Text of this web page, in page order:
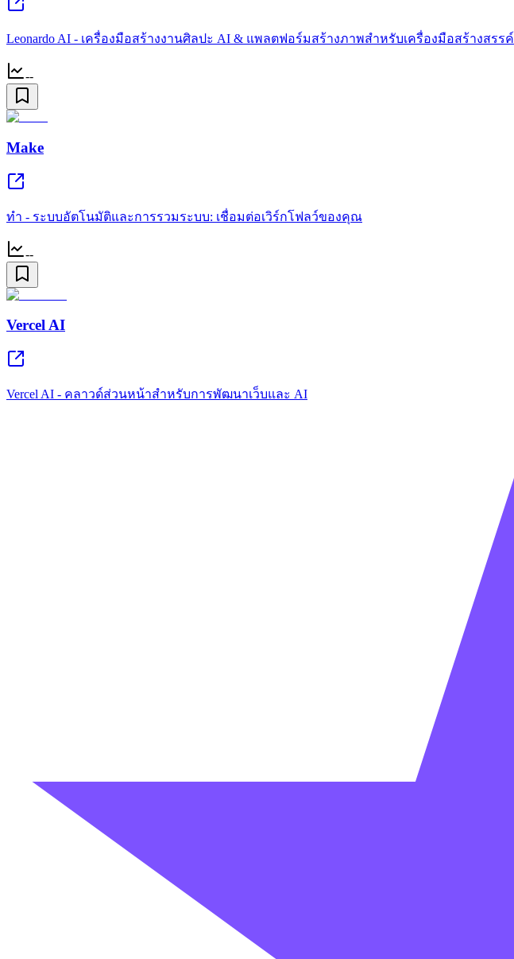
Leonardo AI - เครื่องมือสร้างงานศิลปะ AI & แพลตฟอร์มสร้างภาพสำหรับเครื่องมือสร้างสรรค์
--
Make
ทำ - ระบบอัตโนมัติและการรวมระบบ: เชื่อมต่อเวิร์กโฟลว์ของคุณ
--
Vercel AI
Vercel AI - คลาวด์ส่วนหน้าสำหรับการพัฒนาเว็บและ AI